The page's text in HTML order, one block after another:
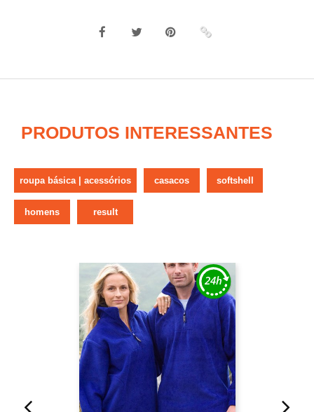
PRODUTOS INTERESSANTES
roupa básica | acessórios casacos softshell
homens result